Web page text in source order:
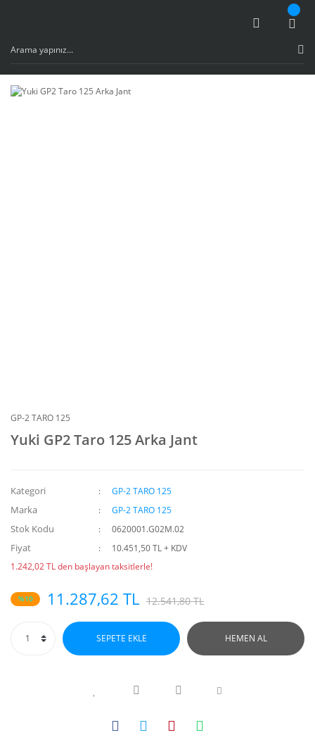
GP-2 TARO 125
Yuki GP2 Taro 125 Arka Jant
Kategori GP-2 TARO 125
Marka GP-2 TARO 125
Stok Kodu 0620001.G02M.02
Fiyat
10.451,50 TL + KDV
1.242,02 TL den başlayan taksitlerle!
%10 11.287,62 TL 12.541,80 TL
SEPETE EKLE HEMEN AL